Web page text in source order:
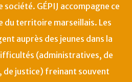
GÉPIJ accompagne ce
du territoire marseillais. Les
auprès des jeunes dans la
(administratives, de
de justice) freinant souvent